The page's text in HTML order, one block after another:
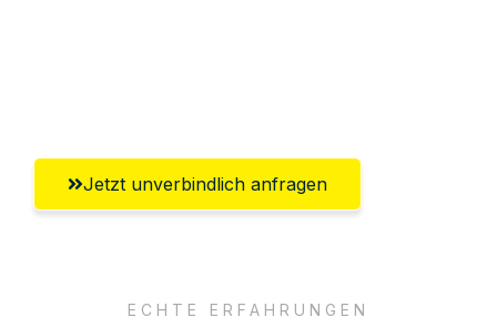
Jetzt unverbindlich anfragen
ECHTE ERFAHRUNGEN